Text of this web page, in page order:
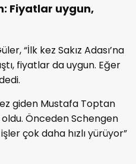
Fiyatlar uygun,
“İlk kez Sakız Adası’na
fiyatlar da uygun. Eğer
giden Mustafa Toptan
Önceden Schengen
çok daha hızlı yürüyor”